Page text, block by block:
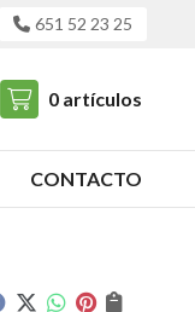
651 52 23 25
0 artículos
CONTACTO